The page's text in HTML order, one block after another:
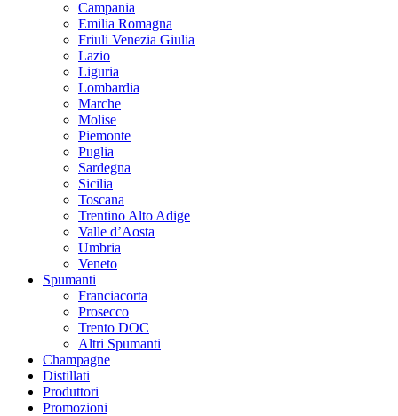
Campania
Emilia Romagna
Friuli Venezia Giulia
Lazio
Liguria
Lombardia
Marche
Molise
Piemonte
Puglia
Sardegna
Sicilia
Toscana
Trentino Alto Adige
Valle d’Aosta
Umbria
Veneto
Spumanti
Franciacorta
Prosecco
Trento DOC
Altri Spumanti
Champagne
Distillati
Produttori
Promozioni